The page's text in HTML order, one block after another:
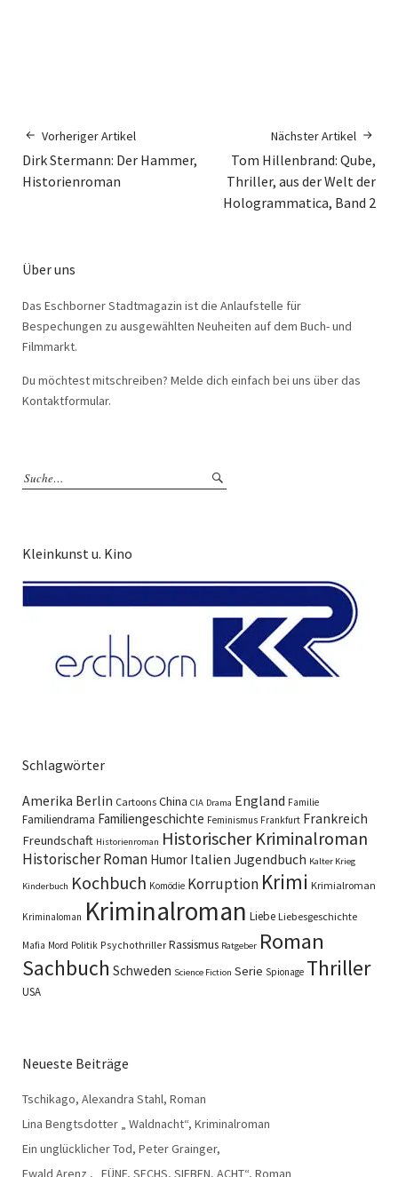
Vorheriger Artikel
Dirk Stermann: Der Hammer,
Historienroman
Nächster Artikel
Tom Hillenbrand: Qube,
Thriller, aus der Welt der
Hologrammatica, Band 2
Über uns
Das Eschborner Stadtmagazin ist die Anlaufstelle für
Bespechungen zu ausgewählten Neuheiten auf dem Buch- und
Filmmarkt.
Du möchtest mitschreiben? Melde dich einfach bei uns über das
Kontaktformular.
Kleinkunst u. Kino
Schlagwörter
Amerika Berlin Cartoons China CIA Drama England Familie
Familiendrama Familiengeschichte Feminismus Frankfurt Frankreich
Freundschaft Historienroman Historischer Kriminalroman
Historischer Roman Humor Italien Jugendbuch Kalter Krieg
Kinderbuch Kochbuch Komödie Korruption Krimi Krimialroman
Kriminaloman Kriminalroman Liebe Liebesgeschichte
Mafia Mord Politik Psychothriller Rassismus Ratgeber Roman
Sachbuch Schweden Science Fiction Serie Spionage Thriller
USA
Neueste Beiträge
Tschikago, Alexandra Stahl, Roman
Lina Bengtsdotter „ Waldnacht“, Kriminalroman
Ein unglücklicher Tod, Peter Grainger,
Ewald Arenz , „FÜNF, SECHS, SIEBEN, ACHT“, Roman